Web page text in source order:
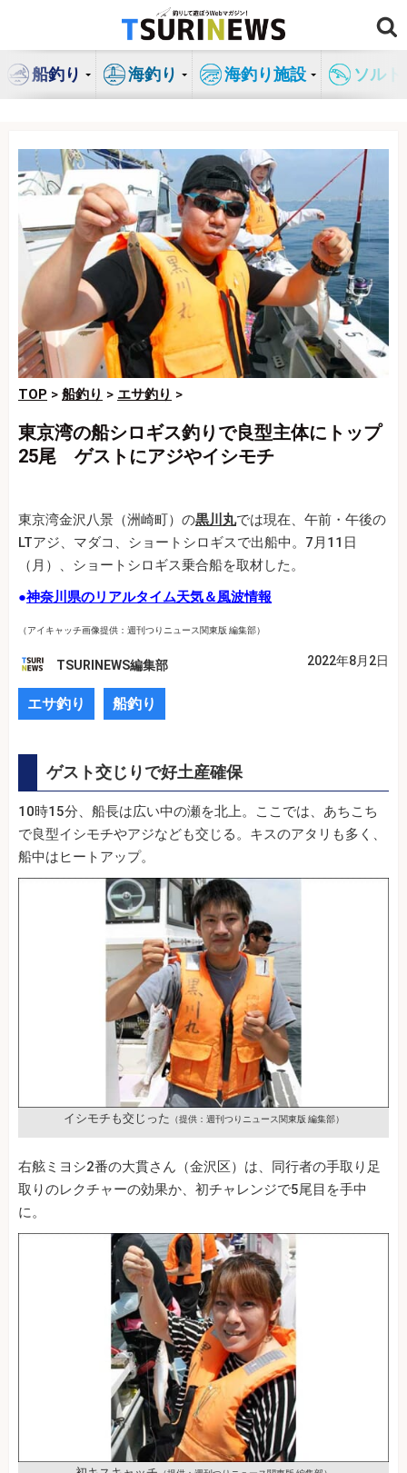
ン
船釣り 海釣り 海釣り施設 ソル
TOP > 船釣り > エサ釣り >
東京湾の船シロギス釣りで良型主体にトップ
25尾 ゲストにアジやイシモチ
東京湾金沢八景（洲崎町）の黒川丸では現在、午前・午後の
LTアジ、マダコ、ショートシロギスで出船中。7月11日
（月）、ショートシロギス乗合船を取材した。
●神奈川県のリアルタイム天気＆風波情報
（アイキャッチ画像提供：週刊つりニュース関東版 編集部）
TSURINEWS編集部 2022年8月2日
エサ釣り 船釣り
ゲスト交じりで好土産確保
10時15分、船長は広い中の瀬を北上。ここでは、あちこち
で良型イシモチやアジなども交じる。キスのアタリも多く、
船中はヒートアップ。
イシモチも交じった （提供：週刊つりニュース関東版 編集部）
右舷ミヨシ2番の大貫さん（金沢区）は、同行者の手取り足
取りのレクチャーの効果か、初チャレンジで5尾目を手中
に。